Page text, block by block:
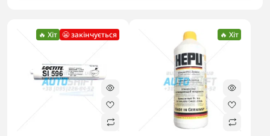
🔥 Хіт 😬 закінчується 🔥 Хіт